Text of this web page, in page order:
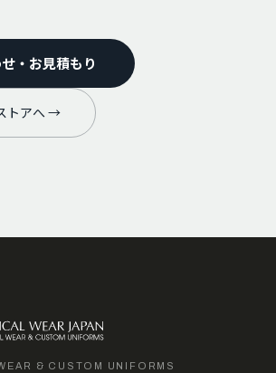
・お見積もり
トアへ →
& CUSTOM UNIFORMS